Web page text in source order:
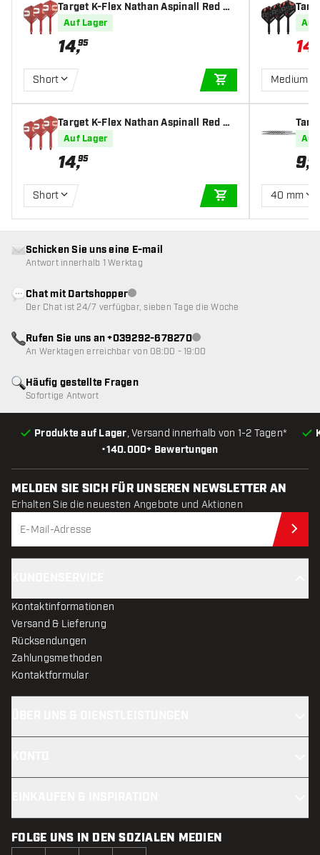
Target K-Flex Nathan Aspinall Red NO
2 - Dart Flights
Auf Lager
14,95
Short
IN DEN
Target K-Flex Nathan Aspinall Red NO
6 - Dart Flights
Auf Lager
14,95
Short
IN DEN
Auf
14
Medium
Auf
9,99
40 mm
•140.000+ Bewertungen
Produkte auf Lager, Versand innerhalb von 1-2 Tagen*
Häufig gestellte Fragen
Sofortige Antwort
Schicken Sie uns eine E-mail
Antwort innerhalb 1 Werktag
Chat mit DartshopperKundenservice nicht verfügbar
Der Chat ist 24/7 verfügbar, sieben Tage die Woche
Rufen Sie uns an +039292-678270Kundenservice nicht
An Werktagen erreichbar von 08:00 - 19:00
MELDEN SIE SICH FÜR UNSEREN NEWSLETTER AN
Erhalten Sie die neuesten Angebote und Aktionen
Kontaktinformationen
Versand & Lieferung
Rücksendungen
Zahlungsmethoden
Kontaktformular
FOLGE UNS IN DEN SOZIALEN MEDIEN